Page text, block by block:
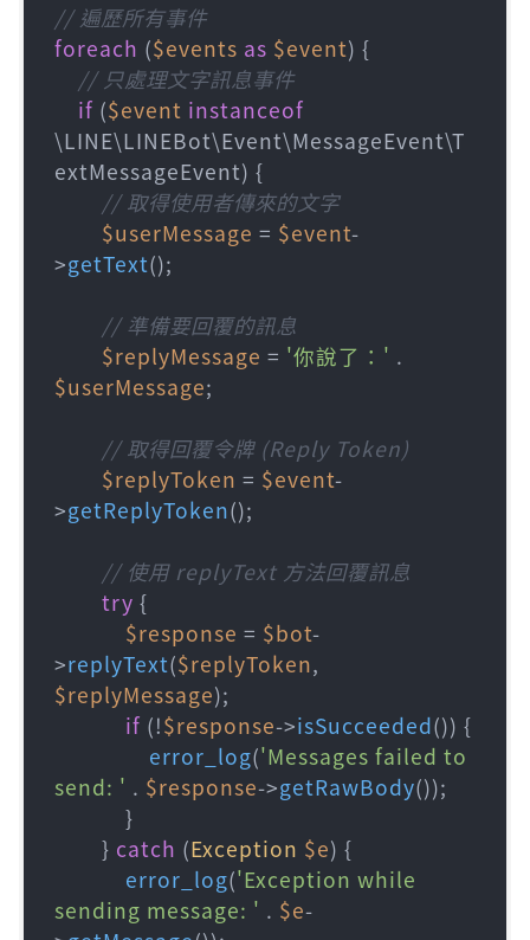
// 遍歷所有事件
foreach ($events as $event) {
// 只處理文字訊息事件
if ($event instanceof
\LINE\LINEBot\Event\MessageEvent\T
extMessageEvent) {
// 取得使用者傳來的文字
$userMessage = $event-
>getText();
// 準備要回覆的訊息
$replyMessage = '你說了：'
$userMessage;
// 取得回覆令牌 (Reply Token)
$replyToken = $event-
>getReplyToken();
// 使用 replyText 方法回覆訊息
try {
$response = $bot-
>replyText($replyToken
$replyMessage);
if (!$response->isSucceeded()) {
error_log('Messages failed to
send: ' . $response->getRawBody());
            }
        }
catch (Exception $e) {
error_log('Exception while
sending message: ' . $e-